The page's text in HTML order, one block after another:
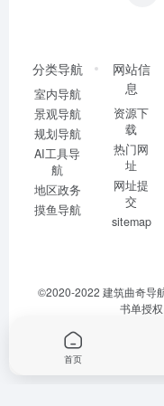
分类导航
室内导航
景观导航
规划导航
AI工具导
航
地区政务
摸鱼导航
网站信
息
资源下
载
热门网
址
网址提
交
sitemap
©2020-2022 建筑曲奇导
书单授
首页